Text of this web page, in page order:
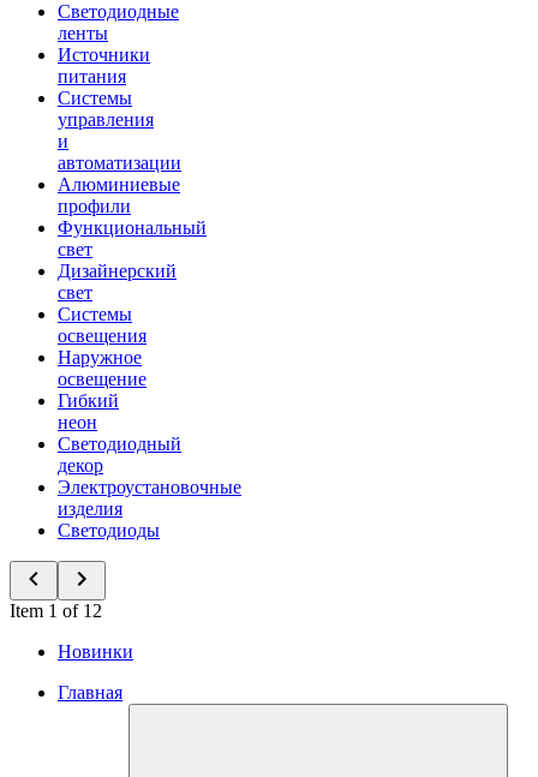
Светодиодные
ленты
Источники
питания
Системы
управления
и
автоматизации
Алюминиевые
профили
Функциональный
свет
Дизайнерский
свет
Системы
освещения
Наружное
освещение
Гибкий
неон
Светодиодный
декор
Электроустановочные
изделия
Светодиоды
Item 1 of 12
Новинки
Главная